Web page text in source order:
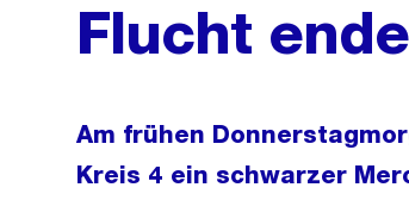
Flucht
Am frühen
Kreis 4 ein schwarzer